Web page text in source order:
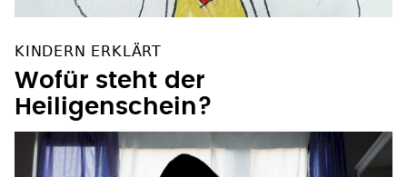
KINDERN ERKLÄRT
Wofür steht der
Heiligenschein?